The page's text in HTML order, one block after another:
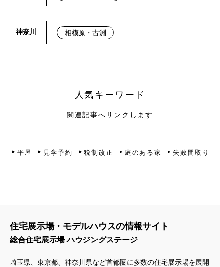
神奈川 相模原・古淵
人気キーワード
関連記事へリンクします
平屋 見学予約 税制改正 庭のある家 失敗間取り
住宅展示場・モデルハウスの情報サイト
総合住宅展示場 ハウジングステージ
埼玉県、東京都、神奈川県など首都圏に多数の住宅展示場を展開